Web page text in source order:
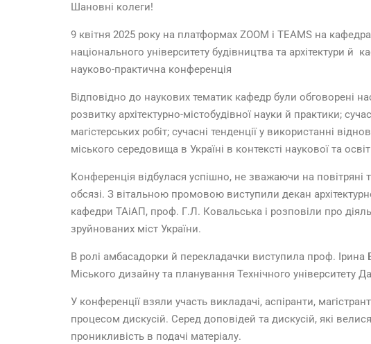
Шановні колеги!
9 квітня 2025 року на платформах ZOOM і TEAMS на
національного університету будівництва та архітектури й
науково-практична конференція
Відповідно до наукових тематик кафедр були обговорені
розвитку архітектурно-містобудівної науки й практики;
магістерських робіт; сучасні тенденції у використанні
міського середовища в Україні в контексті наукової та
Конференція відбулася успішно, не зважаючи на
обсязі. З вітальною промовою виступили декан
кафедри ТАіАП, проф. Г.Л. Ковальська і розповіли про
зруйнованих міст України.
В ролі амбасадорки й перекладачки виступила проф.
Міського дизайну та планування Технічного
У конференції взяли участь викладачі, аспіранти,
процесом дискусій. Серед доповідей та дискусій, які
проникливість в подачі матеріалу.